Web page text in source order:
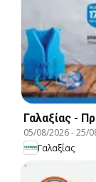
Γαλαξίας -
05/08/2026-25/
Γαλαξίας